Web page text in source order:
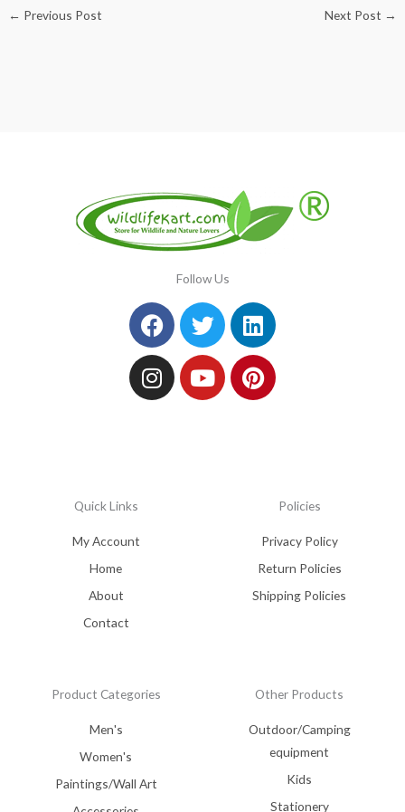
← Previous Post Next Post →
Follow Us
Facebook
TwitterLinkedin
Instagram
YoutubePinterest
Quick Links
My Account
Home
About
Contact
Policies
Privacy Policy
Return Policies
Shipping Policies
Product Categories
Men's
Women's
Paintings/Wall Art
Other Products
Outdoor/Camping
equipment
Kids
Stationery